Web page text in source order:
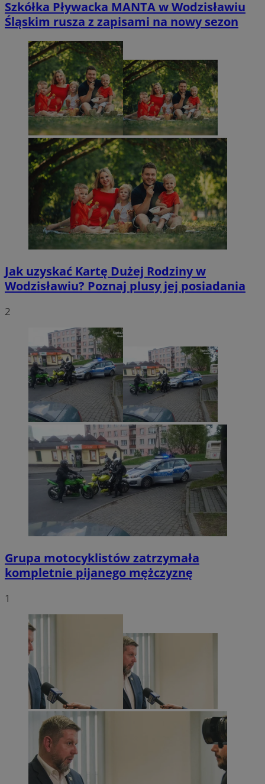
Szkółka Pływacka MANTA w Wodzisławiu
Śląskim rusza z zapisami na nowy sezon
Jak uzyskać Kartę Dużej Rodziny w
Wodzisławiu? Poznaj plusy jej posiadania
2
Grupa motocyklistów zatrzymała
kompletnie pijanego mężczyznę
1